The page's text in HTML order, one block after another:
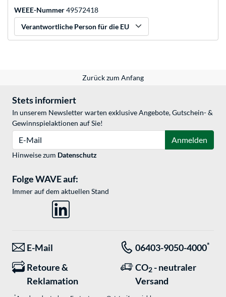
WEEE-Nummer49572418
Verantwortliche Person für die EU
Zurück zum Anfang
Stets informiert
In unserem Newsletter warten exklusive Angebote, Gutschein- &
Gewinnspielaktionen auf Sie!
Anmelden
Hinweise zum Datenschutz
Folge WAVE auf:
Immer auf dem aktuellen Stand
E-Mail 06403-9050-4000*
Retoure &
Reklamation
CO2 - neutraler
Versand